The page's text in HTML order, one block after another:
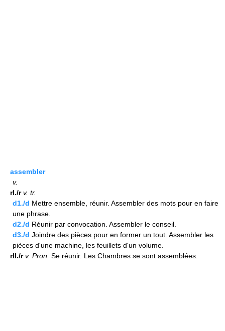
assembler
v.
rI./r v. tr.
d1./d Mettre ensemble, réunir. Assembler des mots pour en faire
une phrase.
d2./d Réunir par convocation. Assembler le conseil.
d3./d Joindre des pièces pour en former un tout. Assembler les
pièces d'une machine, les feuillets d'un volume.
rII./r v. Pron. Se réunir. Les Chambres se sont assemblées.